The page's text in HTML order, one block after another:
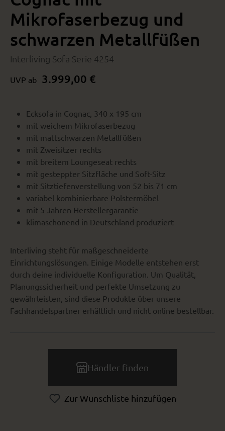
Mikrofaserbezug und
schwarzen Metallfüßen
Interliving Sofa Serie 4254
UVP ab 3.999,00 €
Ecksofa in Cognac, 340 x 195 cm
mit weichem Mikrofaserbezug
mit mattschwarzen Metallfüßen
mit Zweisitzer rechts
mit breitem Loungeseat rechts
mit gesteppter Sitzfläche und Soft-Sitz
mit Sitztiefenverstellung von 52 bis 71 cm
variabel kombinierbare Polstermöbel
mit 5 Jahren Herstellergarantie
klimaschonend in Deutschland produziert
Interliving steht für maßgeschneiderte
Einrichtungslösungen. Einige Modelle entstehen erst
durch deine individuelle Konfiguration. Um Qualität,
Planungssicherheit und perfekte Umsetzung zu
gewährleisten, sind diese Produkte über unsere
Fachhandelspartner erhältlich und nicht online bestellbar.
Händler finden
Zur Wunschliste hinzufügen